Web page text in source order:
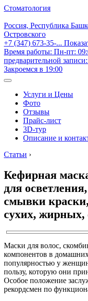
Стоматология
Россия, Республика
Островского
+7 (347) 673-35-...
Время работы: Пн-пт:
предварительной
Закроемся в 19:00
Услуги и Цены
Фото
Отзывы
Прайс-лист
3D-тур
Описание и
Статьи ›
Кефирная
для
смывки
сухих, жирных,
Маски для волос,
компонентов в
популярностью у
пользу, которую они
Особое положение
рекордсмен по